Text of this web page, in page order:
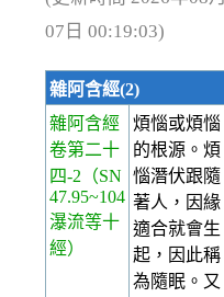
07日 00:19:03)
雜阿含經(2)
雜阿含經
卷第二十
四-2 （SN
47.95~104
瀑流等十
經）
煩惱或煩惱
的根源。煩
惱潛伏跟隨
著人，因緣
適合就會生
起，因此稱
為隨眠。又